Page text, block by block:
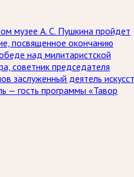
музее А. С. Пушкина пройдет
посвященное окончанию
над милитаристской
советник председателя
заслуженный деятель
— гость программы «Тавор